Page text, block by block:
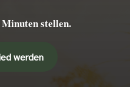
stellen.
werden